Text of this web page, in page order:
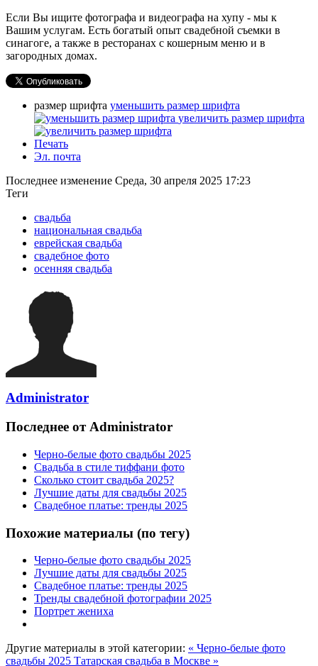
Если Вы ищите фотографа и видеографа на хупу - мы к
Вашим услугам. Есть богатый опыт свадебной съемки в
синагоге, а также в ресторанах с кошерным меню и в
загородных домах.
размер шрифта уменьшить размер шрифта
увеличить размер шрифта
Печать
Эл. почта
Последнее изменение Среда, 30 апреля 2025 17:23
Теги
свадьба
национальная свадьба
еврейская свадьба
свадебное фото
осенняя свадьба
Administrator
Последнее от Administrator
Черно-белые фото свадьбы 2025
Свадьба в стиле тиффани фото
Сколько стоит свадьба 2025?
Лучшие даты для свадьбы 2025
Свадебное платье: тренды 2025
Похожие материалы (по тегу)
Черно-белые фото свадьбы 2025
Лучшие даты для свадьбы 2025
Свадебное платье: тренды 2025
Тренды свадебной фотографии 2025
Портрет жениха
Другие материалы в этой категории: « Черно-белые фото
свадьбы 2025 Татарская свадьба в Москве »